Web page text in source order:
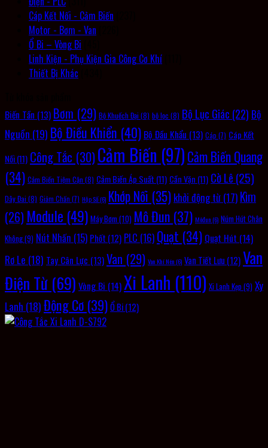
Cáp Kết Nối - Cảm Biến
Motor - Bơm - Van
Ổ Bi – Vòng Bi
Linh Kiện - Phụ Kiện Gia Công Cơ Khí
Thiết Bị Khác
Biến Tần (13) Bơm (29) Bộ Khuếch Đại (8) bộ lọc (8) Bộ Lục Giác (22) Bộ
Nguồn (19) Bộ Điều Khiển (40) Bộ Đầu Khẩu (13) Cáp (7) Cáp Kết
Nối(11) Công Tắc (30)Cảm Biến (97)Cảm Biến Quang
(34) Cảm Biến Tiệm Cận (8) Cảm Biến Áp Suất (11) Cần Vặn (11) Cờ Lê (25)
Dây Đai (8) Giảm Chấn (7) Hộp Số(6) Khớp Nối (35) khởi động từ (17) Kìm
(26) Module (49) Máy Bơm(10) Mô Đun (37) Môđun(6) Núm Hút Chân
Không(9) Nút Nhấn (15) Phốt (12) PLC (16) Quạt (34) Quạt Hút (14)
Rơ Le (18) Tay Cân Lực (13)Van (29) Van Khí Nén(6) Van Tiết Lưu (12)Van
Điện Từ (69) Vòng Bi (14)Xi Lanh (110) Xi Lanh Kẹp (9) Xy
Lanh (18)Động Cơ (39)Ổ Bi(12)